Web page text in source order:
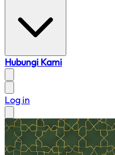
Hubungi Kami
Log in